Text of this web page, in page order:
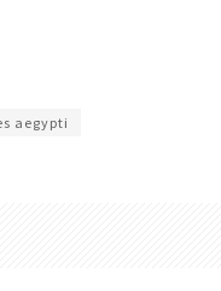
aegypti